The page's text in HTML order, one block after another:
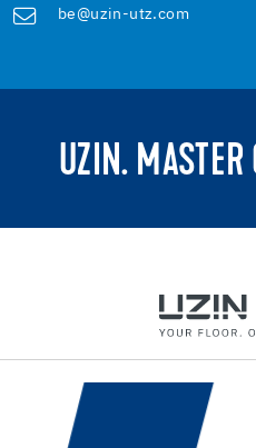
be@uzin-utz.com
UZIN. MASTER